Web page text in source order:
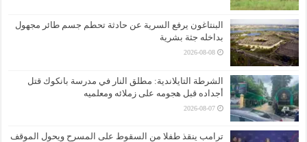
البنتاغون يرفع السرية عن حادثة تحطم جسم طائر مجهول
بداخله جثة بشرية
2026-08-08
الشرطة التايلاندية: مطلق النار في مدرسة بانكوك قتل
أجداده قبل هجومه على زملائه ومعلميه
2026-08-07
ترامب ينقذ طفلا من السقوط على المسرح ويحول الموقف